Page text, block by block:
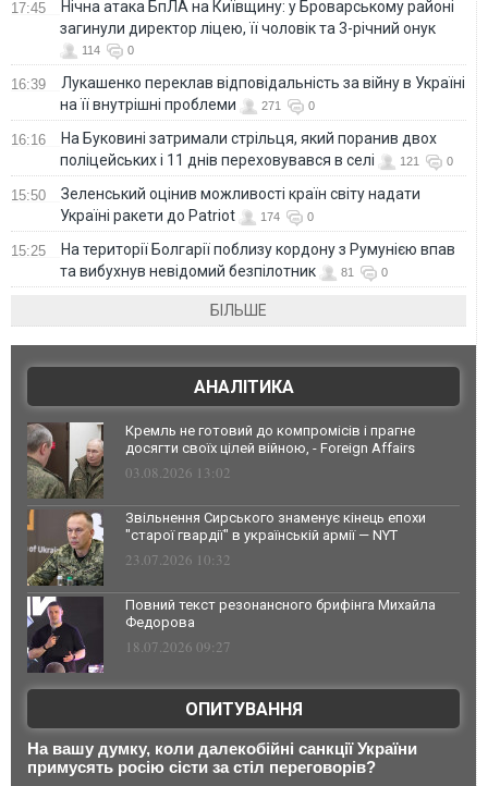
17:45
Нічна атака БпЛА на Київщину: у Броварському районі
загинули директор ліцею, її чоловік та 3-річний онук
114 0
16:39
Лукашенко переклав відповідальність за війну в Україні
на її внутрішні проблеми
271 0
16:16
На Буковині затримали стрільця, який поранив двох
поліцейських і 11 днів переховувався в селі
121 0
15:50
Зеленський оцінив можливості країн світу надати
Україні ракети до Patriot
174 0
15:25
На території Болгарії поблизу кордону з Румунією впав
та вибухнув невідомий безпілотник
81 0
БІЛЬШЕ
АНАЛІТИКА
Кремль не готовий до компромісів і прагне
досягти своїх цілей війною, - Foreign Affairs
03.08.2026 13:02
Звільнення Сирського знаменує кінець епохи
"старої гвардії" в українській армії — NYT
23.07.2026 10:32
Повний текст резонансного брифінга Михайла
Федорова
18.07.2026 09:27
ОПИТУВАННЯ
На вашу думку, коли далекобійні санкції України
примусять росію сісти за стіл переговорів?